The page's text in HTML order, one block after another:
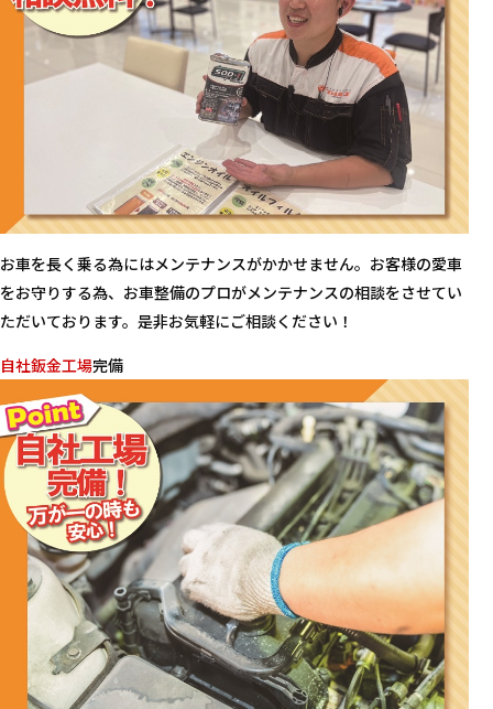
お車を長く乗る為にはメンテナンスがかかせません。お客様の愛車
をお守りする為、お車整備のプロがメンテナンスの相談をさせてい
ただいております。是非お気軽にご相談ください！
自社鈑金工場完備